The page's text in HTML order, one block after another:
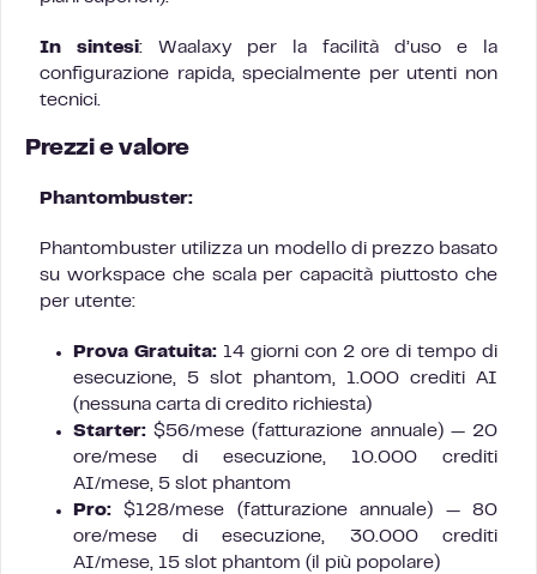
In sintesi: Waalaxy per la facilità d’uso e la
configurazione rapida, specialmente per utenti non
tecnici.
Prezzi e valore
Phantombuster:
Phantombuster utilizza un modello di prezzo basato
su workspace che scala per capacità piuttosto che
per utente:
Prova Gratuita: 14 giorni con 2 ore di tempo di
esecuzione, 5 slot phantom, 1.000 crediti AI
(nessuna carta di credito richiesta)
Starter: $56/mese (fatturazione annuale) — 20
ore/mese di esecuzione, 10.000 crediti
AI/mese, 5 slot phantom
Pro: $128/mese (fatturazione annuale) — 80
ore/mese di esecuzione, 30.000 crediti
AI/mese, 15 slot phantom (il più popolare)